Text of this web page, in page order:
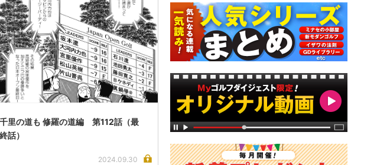
千里の道も 修羅の道編 第112話（最
終話）
2024.09.30